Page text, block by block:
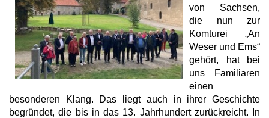
von Sachsen,
die nun zur
Komturei „An
Weser und Ems“
gehört, hat bei
uns Familiaren
einen
besonderen Klang. Das liegt auch in ihrer Geschichte
begründet, die bis in das 13. Jahrhundert zurückreicht. In